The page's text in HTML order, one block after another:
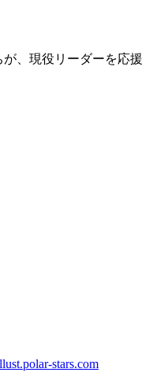
、現役リーダーを応援
stars.com